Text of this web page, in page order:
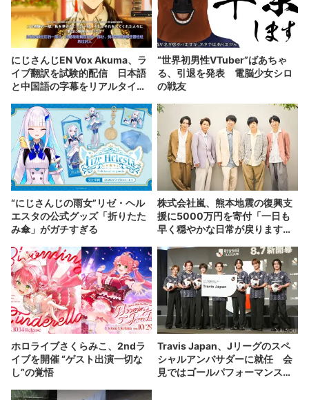
にじさんじEN Vox Akuma、ラ
イブ翻訳を試験的配信 日本語
と中国語の字幕をリアルタイム
“世界初男性VTuber”ばあちゃ
る、引退を発表 電脳少女シロ
の戦友
“にじさんじの雨女”リゼ・ヘル
エスタの公式グッズ「折りたた
み傘」がガチすぎる
株式会社嵐、熊本地震の復興支
援に5000万円を寄付「一日も
早く穏やかな日常が戻りますよ
ホロライブさくらみこ、2ndラ
イブを開催 “ゲスト出演一切な
し”の覚悟
Travis Japan、Jリーグのスペ
シャルアンバサダーに就任 会
見ではゴールパフォーマンスも